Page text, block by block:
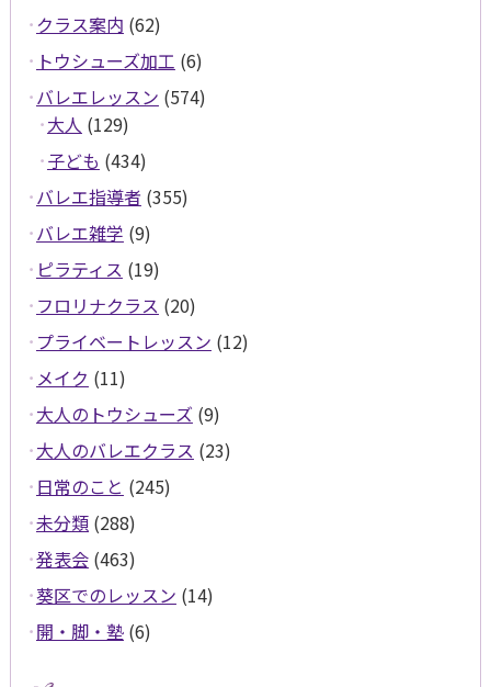
クラス案内 (62)
トウシューズ加工 (6)
バレエレッスン (574)
大人 (129)
子ども (434)
バレエ指導者 (355)
バレエ雑学 (9)
ピラティス (19)
フロリナクラス (20)
プライベートレッスン (12)
メイク (11)
大人のトウシューズ (9)
大人のバレエクラス (23)
日常のこと (245)
未分類(288)
発表会(463)
葵区でのレッスン (14)
開・脚・塾(6)